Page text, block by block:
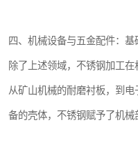
四、机械设备与五金配件：
除了上述领域，不锈钢加工
从矿山机械的耐磨衬板，到
备的壳体，不锈钢赋予了机械